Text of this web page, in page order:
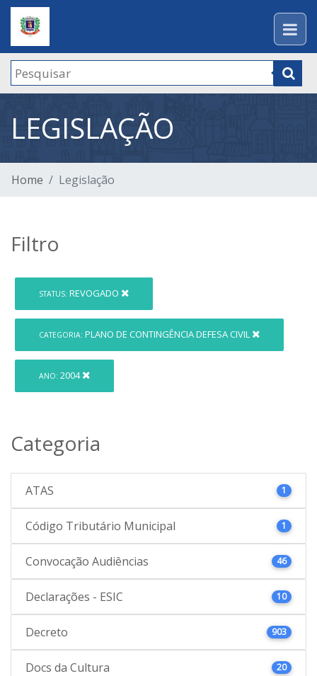
LEGISLAÇÃO
Home Legislação
Filtro
STATUS: REVOGADO
CATEGORIA: PLANO DE CONTINGÊNCIA DEFESA CIVIL
ANO: 2004
Categoria
ATAS 1
Código Tributário Municipal 1
Convocação Audiências 46
Declarações - ESIC 10
Decreto 903
Docs da Cultura 20